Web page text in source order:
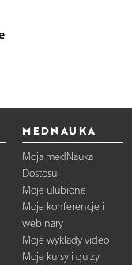
MEDNAUKA
Moja medNauka
Dostosuj
Moje ulubione
Moje konferencje i
webinary
Moje wykłady video
Moje kursy i quizy